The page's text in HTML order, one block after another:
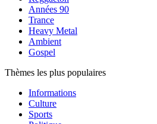
Années 90
Trance
Heavy Metal
Ambient
Gospel
Thèmes les plus populaires
Informations
Culture
Sports